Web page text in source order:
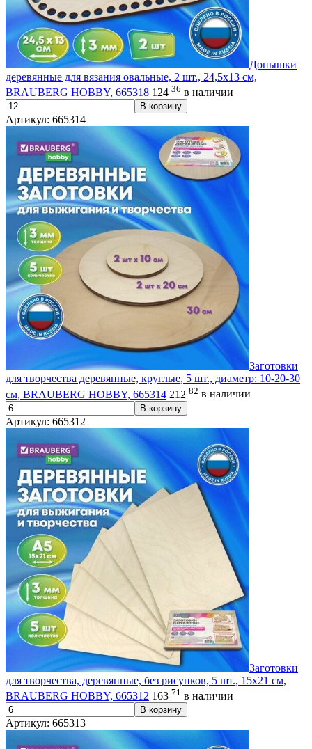
Донышки
деревянные для вязания овальные, 2 шт., 24,5х13 см,
BRAUBERG HOBBY, 665318 124 36 в наличии
В корзину
Артикул: 665314
Заготовки
для творчества деревянные, круглые, 5 шт., диаметр: 10-20-30
см, BRAUBERG HOBBY, 665314 212 82 в наличии
В корзину
Артикул: 665312
Заготовки
для творчества, деревянные, без рисунков, 5 шт., 15х21 см,
BRAUBERG HOBBY, 665312 163 71 в наличии
В корзину
Артикул: 665313